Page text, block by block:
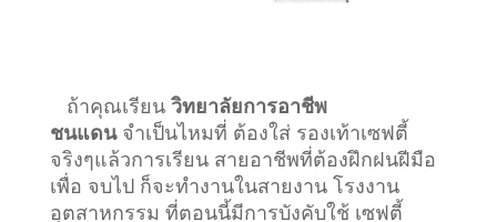
ถ้าคุณเรียน วิทยาลัยการอาชีพ
ชนแดนจำเป็นไหมที่ ต้องใส่ รองเท้าเซฟตี้
จริงๆแล้วการเรียน สายอาชีพที่ต้องฝึกฝนฝีมือ
เพื่อ จบไป ก็จะทำงานในสายงาน โรงงาน
อุตสาหกรรม ที่ตอนนี้มีการบังคับใช้ เซฟตี้